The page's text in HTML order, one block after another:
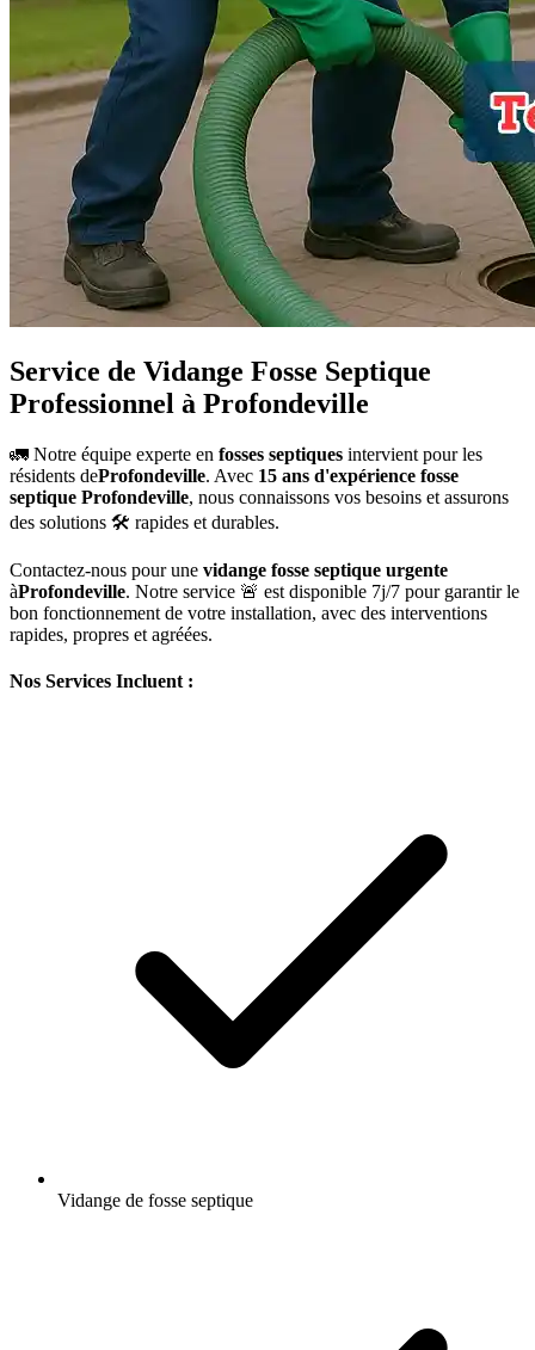
Service de Vidange Fosse Septique
Professionnel à Profondeville
🚛 Notre équipe experte en fosses septiques intervient pour les
résidents deProfondeville. Avec 15 ans d'expérience fosse
septique Profondeville, nous connaissons vos besoins et assurons
des solutions 🛠️ rapides et durables.
Contactez-nous pour une vidange fosse septique urgente
àProfondeville. Notre service 🚨 est disponible 7j/7 pour garantir le
bon fonctionnement de votre installation, avec des interventions
rapides, propres et agréées.
Nos Services Incluent :
Vidange de fosse septique